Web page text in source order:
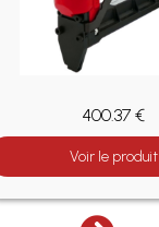
400.37 €
Voir le produit